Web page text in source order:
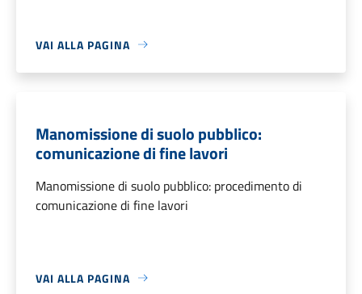
VAI ALLA PAGINA
Manomissione di suolo pubblico:
comunicazione di fine lavori
Manomissione di suolo pubblico: procedimento di
comunicazione di fine lavori
VAI ALLA PAGINA